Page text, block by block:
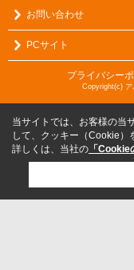
お問い合わせ
PCサイト
プライバシー
Copyright(c)
当サイトでは、お客様の当
して、クッキー（Cookie）
詳しくは、当社の 「Cookie